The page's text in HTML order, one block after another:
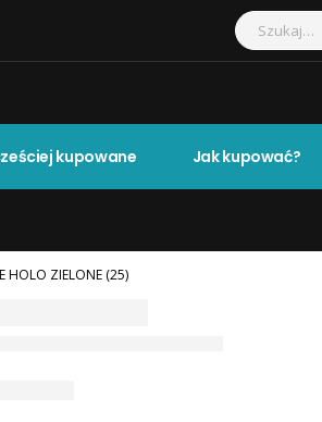
kupowane Jak kupować?
HOLO ZIELONE (25)